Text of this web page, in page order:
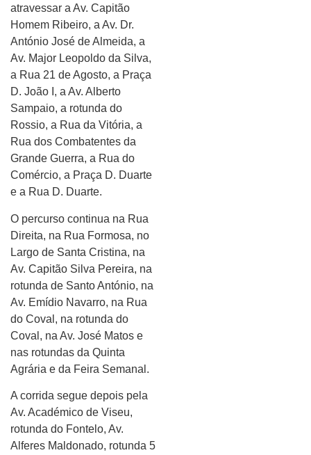
atravessar a Av. Capitão
Homem Ribeiro, a Av. Dr.
António José de Almeida, a
Av. Major Leopoldo da Silva,
a Rua 21 de Agosto, a Praça
D. João I, a Av. Alberto
Sampaio, a rotunda do
Rossio, a Rua da Vitória, a
Rua dos Combatentes da
Grande Guerra, a Rua do
Comércio, a Praça D. Duarte
e a Rua D. Duarte.
O percurso continua na Rua
Direita, na Rua Formosa, no
Largo de Santa Cristina, na
Av. Capitão Silva Pereira, na
rotunda de Santo António, na
Av. Emídio Navarro, na Rua
do Coval, na rotunda do
Coval, na Av. José Matos e
nas rotundas da Quinta
Agrária e da Feira Semanal.
A corrida segue depois pela
Av. Académico de Viseu,
rotunda do Fontelo, Av.
Alferes Maldonado, rotunda 5